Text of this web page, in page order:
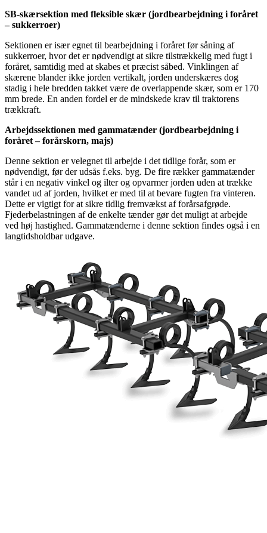
SB-skærsektion med fleksible skær (jordbearbejdning i foråret
– sukkerroer)
Sektionen er især egnet til bearbejdning i foråret før såning af
sukkerroer, hvor det er nødvendigt at sikre tilstrækkelig med fugt i
foråret, samtidig med at skabes et præcist såbed. Vinklingen af
skærene blander ikke jorden vertikalt, jorden underskæres dog
stadig i hele bredden takket være de overlappende skær, som er 170
mm brede. En anden fordel er de mindskede krav til traktorens
trækkraft.
Arbejdssektionen med gammatænder (jordbearbejdning i
foråret – forårskorn, majs)
Denne sektion er velegnet til arbejde i det tidlige forår, som er
nødvendigt, før der udsås f.eks. byg. De fire rækker gammatænder
står i en negativ vinkel og ilter og opvarmer jorden uden at trække
vandet ud af jorden, hvilket er med til at bevare fugten fra vinteren.
Dette er vigtigt for at sikre tidlig fremvækst af forårsafgrøde.
Fjederbelastningen af de enkelte tænder gør det muligt at arbejde
ved høj hastighed. Gammatænderne i denne sektion findes også i en
langtidsholdbar udgave.